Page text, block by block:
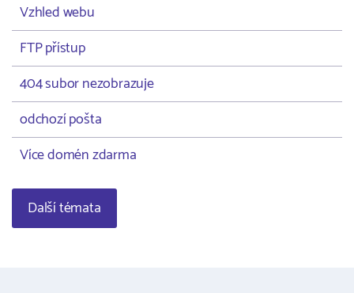
Vzhled webu
FTP přístup
404 subor nezobrazuje
odchozí pošta
Více domén zdarma
Další témata